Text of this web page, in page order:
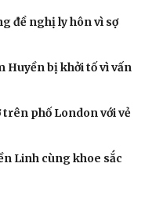
đề nghị ly hôn vì sợ
Huyền bị khởi tố vì vấn
trên phố London với vẻ
Linh cùng khoe sắc